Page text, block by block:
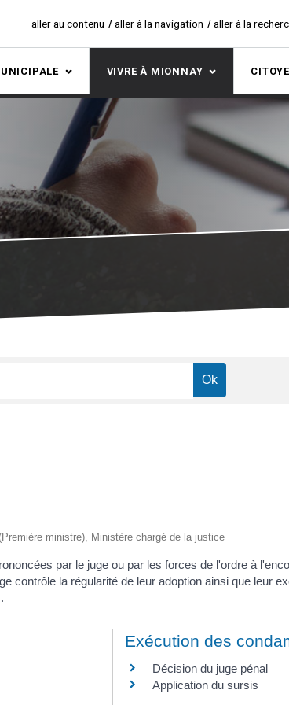
aller au contenu aller à la navigation aller à la
VIVRE À MIONNAY
ministre), Ministère chargé de la justice
par le juge ou par les forces de l'ordre à
contrôle la régularité de leur adoption ainsi que leur
Exécution des
Décision du juge pénal
Application du sursis